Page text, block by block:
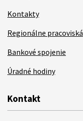
Kontakty
Regionálne pracoviská
Bankové spojenie
Úradné hodiny
Kontakt